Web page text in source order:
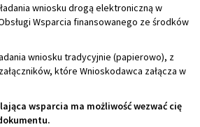
wniosku drogą elektroniczną w
Wsparcia finansowanego ze środków
wniosku tradycyjnie (papierowo), z
które Wnioskodawca załącza w
wsparcia ma możliwość wezwać cię